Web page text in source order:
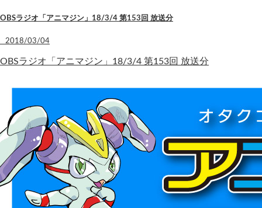
OBSラジオ「アニマジン」18/3/4 第153回 放送分
2018/03/04
OBSラジオ「アニマジン」18/3/4 第153回 放送分